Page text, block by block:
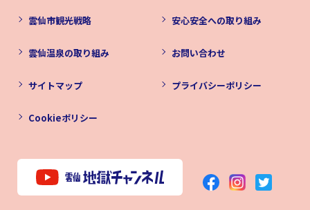
雲仙市観光戦略
雲仙温泉の取り組み
安心安全への取り組み
お問い合わせ
サイトマップ プライバシーポリシー
Cookieポリシー